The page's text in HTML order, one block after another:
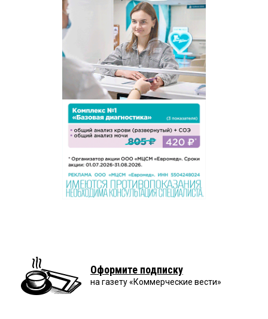
Оформите подписку
на газету «Коммерческие вести»